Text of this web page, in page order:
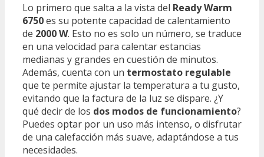
Lo primero que salta a la vista del Ready Warm
6750es su potente capacidad de calentamiento
de 2000 W. Esto no es solo un número, se traduce
en una velocidad para calentar estancias
medianas y grandes en cuestión de minutos.
Además, cuenta con un termostato regulable
que te permite ajustar la temperatura a tu gusto,
evitando que la factura de la luz se dispare. ¿Y
qué decir de los dos modos de funcionamiento?
Puedes optar por un uso más intenso, o disfrutar
de una calefacción más suave, adaptándose a tus
necesidades.